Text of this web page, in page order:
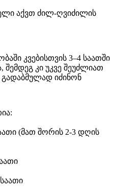
აქვთ ძილ-ღვიძილის
კვებისთვის 3–4 საათში
კი უკვე შეუძლიათ
იძინონ
(მათ შორის 2-3 დღის